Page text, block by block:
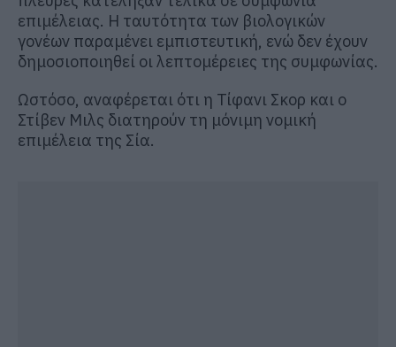
επιμέλειας. Η ταυτότητα των βιολογικών
γονέων παραμένει εμπιστευτική, ενώ δεν έχουν
δημοσιοποιηθεί οι λεπτομέρειες της συμφωνίας.
Ωστόσο, αναφέρεται ότι η Τίφανι Σκορ και ο
Στίβεν Μιλς διατηρούν τη μόνιμη νομική
επιμέλεια της Σία.